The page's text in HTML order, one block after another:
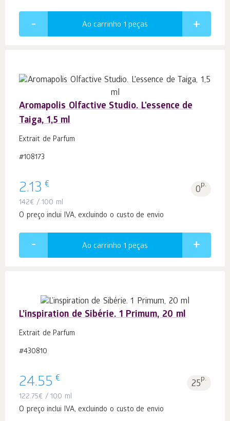
Ao carrinho 1 peças
Aromapolis Olfactive Studio. L'essence de
Taiga, 1,5 ml
Extrait de Parfum
#108173
2.13 € 0p.
142€ / 100 ml
O preço inclui IVA, excluindo o custo de envio
Ao carrinho 1 peças
L’inspiration de Sibérie. 1 Primum, 20 ml
Extrait de Parfum
#430810
24.55 € 25p.
122.75€ / 100 ml
O preço inclui IVA, excluindo o custo de envio